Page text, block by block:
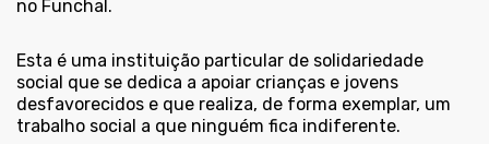
no Funchal.
Esta é uma instituição particular de solidariedade
social que se dedica a apoiar crianças e jovens
desfavorecidos e que realiza, de forma exemplar, um
trabalho social a que ninguém fica indiferente.